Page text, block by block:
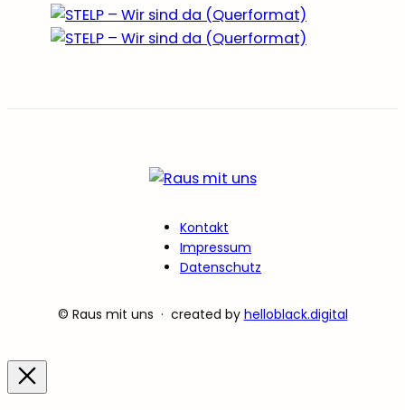
Kontakt
Impressum
Datenschutz
© Raus mit uns · created by helloblack.digital